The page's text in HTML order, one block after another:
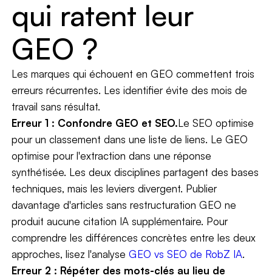
qui ratent leur
GEO ?
Les marques qui échouent en GEO commettent trois
erreurs récurrentes. Les identifier évite des mois de
travail sans résultat.
Erreur 1 : Confondre GEO et SEO.Le SEO optimise
pour un classement dans une liste de liens. Le GEO
optimise pour l'extraction dans une réponse
synthétisée. Les deux disciplines partagent des bases
techniques, mais les leviers divergent. Publier
davantage d'articles sans restructuration GEO ne
produit aucune citation IA supplémentaire. Pour
comprendre les différences concrètes entre les deux
approches, lisez l'analyse GEO vs SEO de RobZ IA.
Erreur 2 : Répéter des mots-clés au lieu de